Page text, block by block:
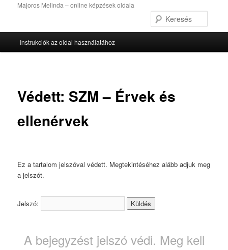
TovábbMajoros Melinda – online képzések oldala
Instrukciók az oldal használatához
Védett: SZM – Érvek és
ellenérvek
Ez a tartalom jelszóval védett. Megtekintéséhez alább adjuk meg
a jelszót.
Jelszó:
A bejegyzést jelszó védi. Meg kell